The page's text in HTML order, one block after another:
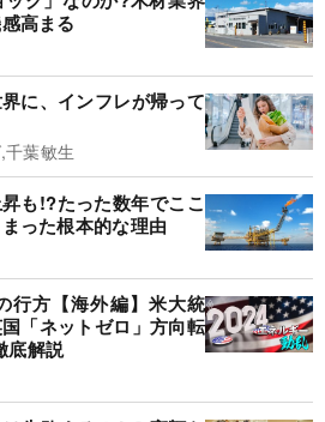
高まる
に、インフレが帰って
葉敏生
も!?たった数年でここ
った根本的な理由
行方【海外編】米大統
「ネットゼロ」方向転
底解説